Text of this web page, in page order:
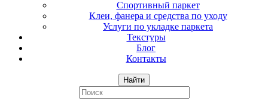
Спортивный паркет
Клеи, фанера и средства по уходу
Услуги по укладке паркета
Текстуры
Блог
Контакты
Найти